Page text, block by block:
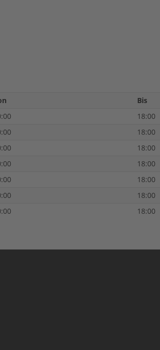
Bis
18:00
18:00
18:00
18:00
18:00
18:00
18:00